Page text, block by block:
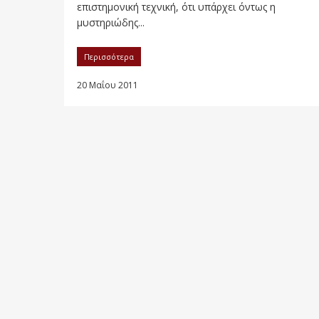
επιστημονική τεχνική, ότι υπάρχει όντως η
μυστηριώδης...
Περισσότερα
20 Μαΐου 2011